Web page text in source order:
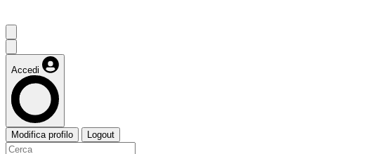
Accedi
Modifica profilo Logout